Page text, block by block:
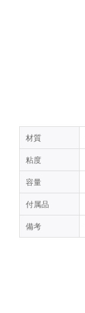
材質
粘度
容量
付属品
備考